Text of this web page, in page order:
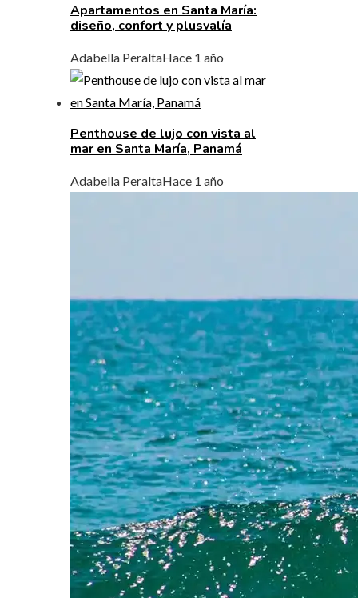
Apartamentos en Santa María:
diseño, confort y plusvalía
Adabella PeraltaHace 1 año
Penthouse de lujo con vista al
mar en Santa María, Panamá
Adabella PeraltaHace 1 año